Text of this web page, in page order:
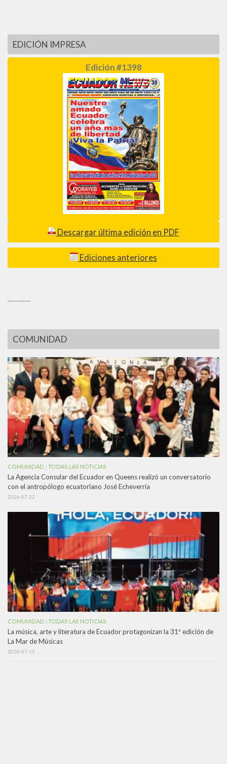
EDICIÓN IMPRESA
Edición #1398
Descargar última edición en PDF
Ediciones anteriores
COMUNIDAD
COMUNIDAD /TODAS LAS NOTICIAS
La Agencia Consular del Ecuador en Queens realizó un conversatorio
con el antropólogo ecuatoriano José Echeverría
2026-07-22
COMUNIDAD /TODAS LAS NOTICIAS
La música, arte y literatura de Ecuador protagonizan la 31ª edición de
La Mar de Músicas
2026-07-15